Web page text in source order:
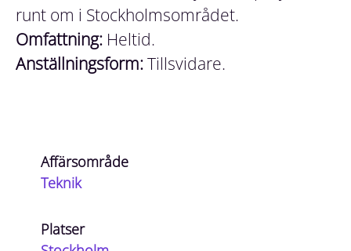
runt om i Stockholmsområdet.
Omfattning: Heltid.
Anställningsform:Tillsvidare.
Affärsområde
Teknik
Platser